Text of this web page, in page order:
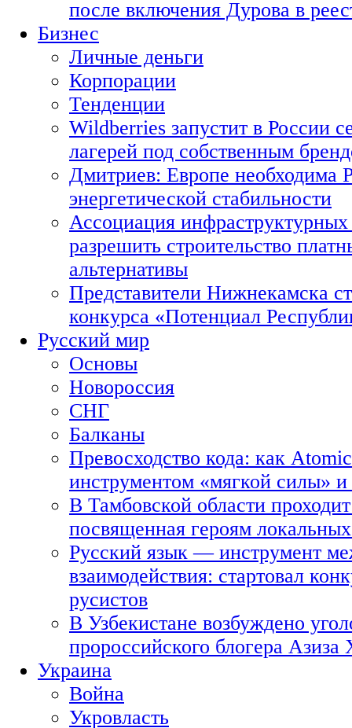
после включения Дурова в
Бизнес
Личные деньги
Корпорации
Тенденции
Wildberries запустит в России
лагерей под собственным
Дмитриев: Европе необходима
энергетической стабильности
Ассоциация
разрешить строительство
альтернативы
Представители Нижнекамска
конкурса «Потенциал
Русский мир
Основы
Новороссия
СНГ
Балканы
Превосходство кода: как
инструментом «мягкой силы» и
В Тамбовской области
посвященная героям
Русский язык — инструмент
взаимодействия: стартовал
русистов
В Узбекистане возбуждено
пророссийского блогера Азиза
Украина
Война
Укровласть